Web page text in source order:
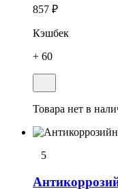
857 ₽
Кэшбек
+ 60
Товара нет в
5